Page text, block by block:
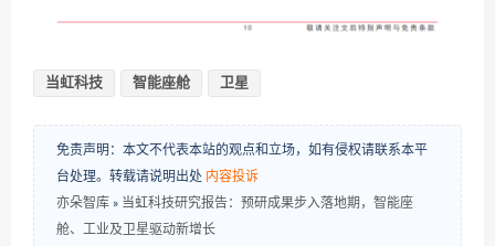
当虹科技 智能座舱 卫星
免责声明：本文不代表本站的观点和立场，如有侵权请联系本平
台处理。转载请说明出处 内容投诉
亦朵智库 » 当虹科技研究报告：预研成果步入落地期，智能座
舱、工业及卫星驱动新增长